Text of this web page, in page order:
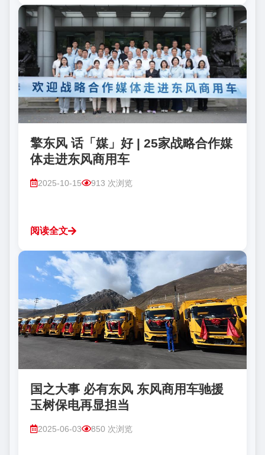
擎东风 话「媒」好 | 25家战略合作媒
体走进东风商用车
2025-10-15 913 次浏览
阅读全文
国之大事 必有东风 东风商用车驰援
玉树保电再显担当
2025-06-03 850 次浏览